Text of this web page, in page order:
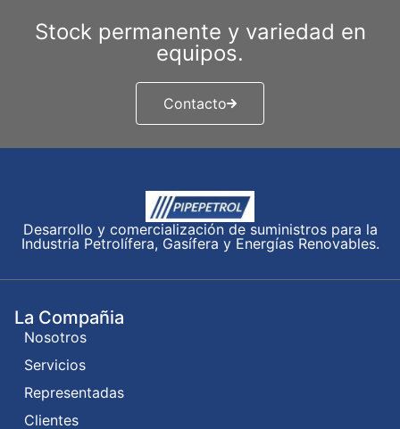
Stock permanente y variedad en
equipos.
Contacto
Desarrollo y comercialización de suministros para la
Industria Petrolífera, Gasífera y Energías Renovables.
La Compañia
Nosotros
Servicios
Representadas
Clientes